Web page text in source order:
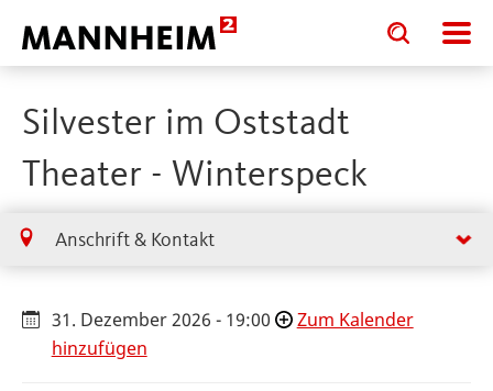
Toggle
search
input
Toggle
search
input
Silvester im Oststadt
Theater - Winterspeck
Anschrift & Kontakt
31. Dezember 2026 - 19:00
Zum Kalender
hinzufügen